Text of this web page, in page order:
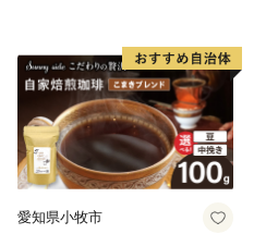
愛知県小牧市